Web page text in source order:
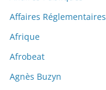
Affaires Réglementaires
Afrique
Afrobeat
Agnès Buzyn